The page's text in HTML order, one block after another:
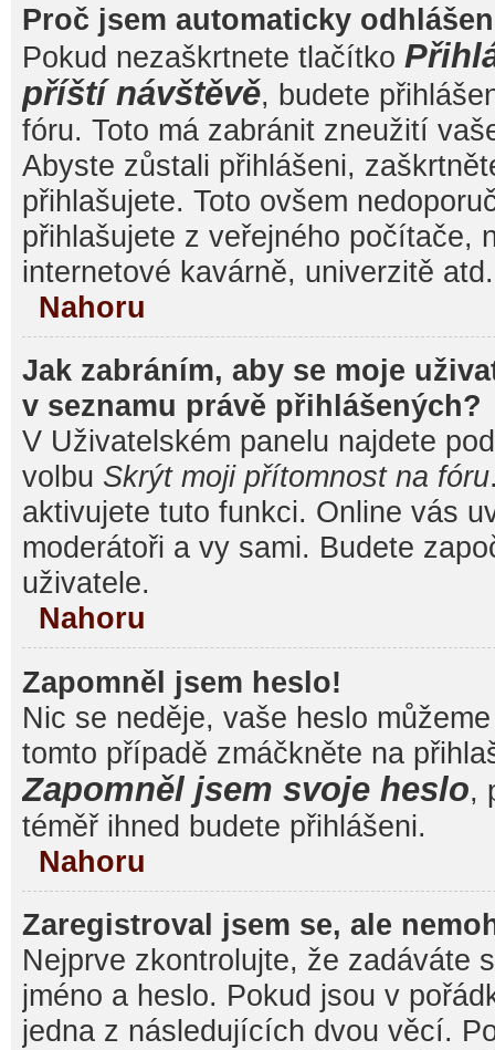
Proč jsem automaticky
Pokud nezaškrtnete tlačítko
příští návštěvě, budete
fóru. Toto má zabránit zneužití
Abyste zůstali přihlášeni,
přihlašujete. Toto ovšem
přihlašujete z veřejného počítače,
internetové kavárně, univerzitě atd.
Nahoru
Jak zabráním, aby se moje
v seznamu právě přihlášených?
V Uživatelském panelu najdete
volbu Skrýt moji přítomnost na fóru
aktivujete tuto funkci. Online vás
moderátoři a vy sami. Budete
uživatele.
Nahoru
Zapomněl jsem heslo!
Nic se neděje, vaše heslo
tomto případě zmáčkněte na
Zapomněl jsem svoje heslo,
téměř ihned budete přihlášeni.
Nahoru
Zaregistroval jsem se, ale
Nejprve zkontrolujte, že zadáváte
jméno a heslo. Pokud jsou v
jedna z následujících dvou věcí.